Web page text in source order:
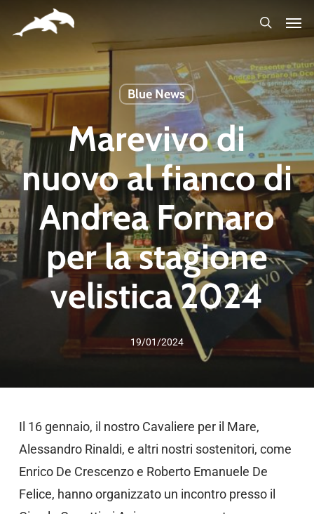
content
Blue News
Marevivo di
nuovo al fianco di
Andrea Fornaro
per la stagione
velistica 2024
19/01/2024
Il 16 gennaio, il nostro Cavaliere per il Mare,
Alessandro Rinaldi, e altri nostri sostenitori, come
Enrico De Crescenzo e Roberto Emanuele De
Felice, hanno organizzato un incontro presso il